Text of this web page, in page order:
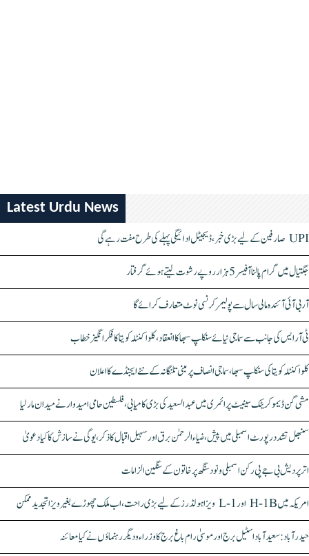
Latest Urdu News
UPI صارفین کے لیے بڑی خبر، ڈیجیٹل ادائیگی پہلے کی طرح مفت رہے گی
جگتیال میں گرام پالنا آفیسر 5 ہزار روپے رشوت لیتے ہوئے گرفتار
آر بی آئی آئندہ مالی سال سے پولیمر کرنسی نوٹ متعارف کرائے گا
ٹی آر ایس کی جانب سے سماجی نیائے سنکلپ سبھا کا انعقاد، کلواکنٹلہ کویتا کا فکر انگیز خطاب
کلواکنٹلہ کویتا کی سنکلپ سبھا، سماجی انصاف پر مبنی تلنگانہ کے نئے ایجنڈے کا اعلان
مشی گن ڈیموکریٹک سینیٹ پرائمری میں عبدالسعید کی بڑی کامیابی، فلسطین حامی امیدوار نے میدان مار لیا
سنبھل تشدد رپورٹ اسمبلی میں پیش، ضیاء الرحمٰن برق اور سہیل اقبال کا ذکر، یوگی نے سازش کا کیا دعویٰ
اتر پردیش بی جے پی رکن اسمبلی ونود سنگھ پر خاتون کے سنگین الزامات
امریکہ میں H-1B اور L-1 ویزا ہولڈرز کے لیے بڑی راحت، اب ملک چھوڑے بغیر ویزا تجدید ممکن
حیدرآباد: سعیدآباد اسٹیل برج اور موسیٰ رام باغ برج کا وزراء و دیگر رہنماؤں نے کیا معائنہ